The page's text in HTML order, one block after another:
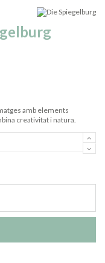
amb elements
creativitat i natura.